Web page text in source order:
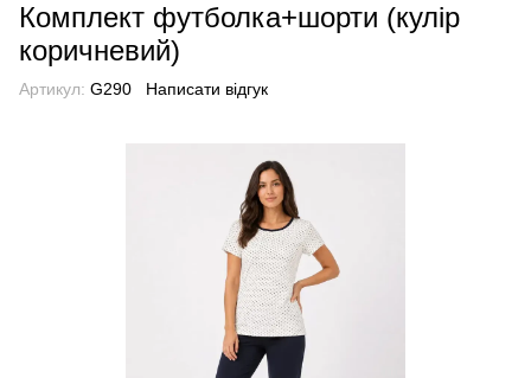
Комплект футболка+шорти (кулір
коричневий)
Артикул: G290 Написати відгук